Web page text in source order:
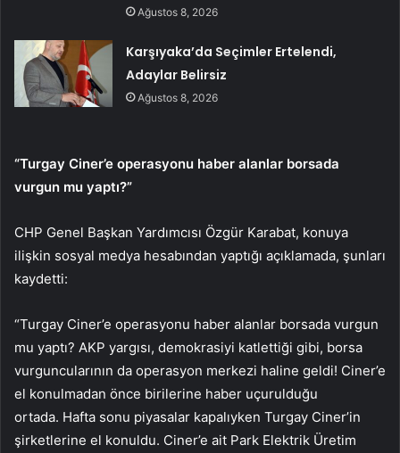
Ağustos 8, 2026
Karşıyaka’da Seçimler Ertelendi,
Adaylar Belirsiz
Ağustos 8, 2026
“Turgay Ciner’e operasyonu haber alanlar borsada
vurgun mu yaptı?”
CHP Genel Başkan Yardımcısı Özgür Karabat, konuya
ilişkin sosyal medya hesabından yaptığı açıklamada, şunları
kaydetti:
“Turgay Ciner’e operasyonu haber alanlar borsada vurgun
mu yaptı? AKP yargısı, demokrasiyi katlettiği gibi, borsa
vurguncularının da operasyon merkezi haline geldi! Ciner’e
el konulmadan önce birilerine haber uçurulduğu
ortada. Hafta sonu piyasalar kapalıyken Turgay Ciner’in
şirketlerine el konuldu. Ciner’e ait Park Elektrik Üretim